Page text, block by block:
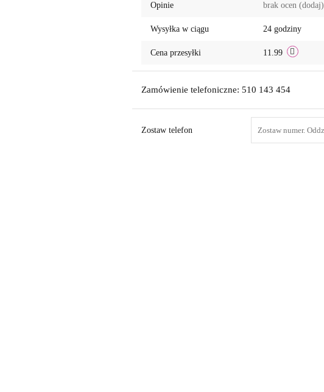
Opinie brak ocen (dodaj)
Wysyłka w ciągu 24 godziny
Cena przesyłki 11.99
Zamówienie telefoniczne: 510 143 454
Zostaw telefon